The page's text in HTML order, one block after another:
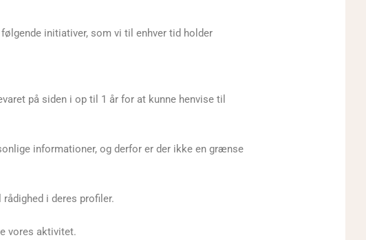
initiativer, som vi til enhver tid holder
på siden i op til 1 år for at kunne henvise til
informationer, og derfor er der ikke en grænse
i deres profiler.
vores aktivitet.